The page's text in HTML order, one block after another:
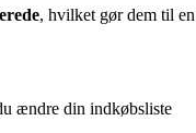
, hvilket gør dem til
ændre din indkøbsliste